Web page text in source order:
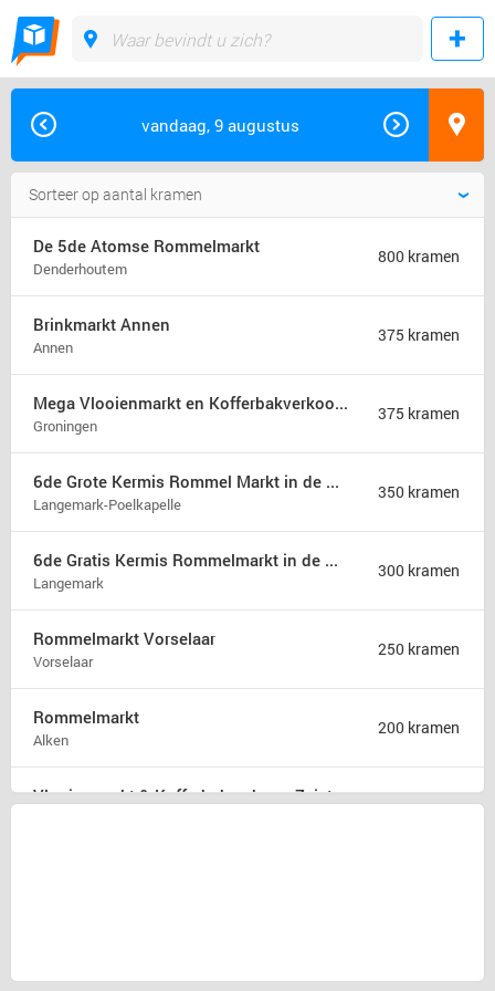
vandaag, 9 augustus
De 5de Atomse Rommelmarkt
Denderhoutem
800 kramen
Brinkmarkt Annen
Annen
375 kramen
Mega Vlooienmarkt en Kofferbakverkoop Groningen (mega markt)
Groningen
375 kramen
6de Grote Kermis Rommel Markt in de Madonna
Langemark-Poelkapelle
350 kramen
6de Gratis Kermis Rommelmarkt in de Madonna
Langemark
300 kramen
Rommelmarkt Vorselaar
Vorselaar
250 kramen
Rommelmarkt
Alken
200 kramen
Vlooienmarkt & Kofferbakverkoop Zeist 175 kramen